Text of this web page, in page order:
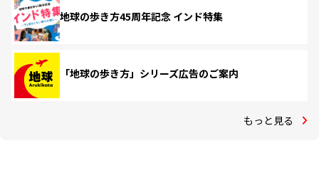
地球の歩き方45周年記念 インド特集
「地球の歩き方」シリーズ広告のご案内
もっと見る